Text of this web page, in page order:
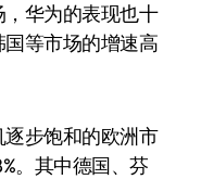
华为的表现也十
等市场的增速高
步饱和的欧洲市
。其中德国、芬